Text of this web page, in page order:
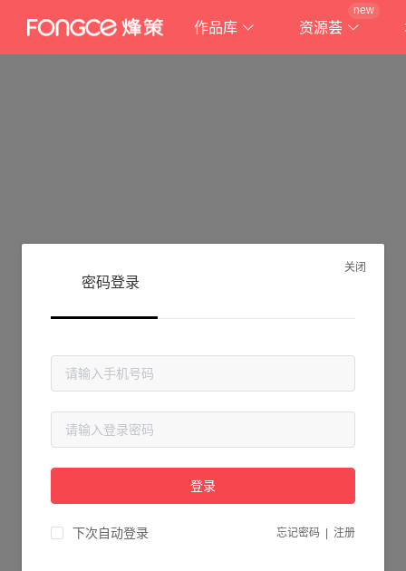
作品库 资源荟
new
抱歉!
请检查您输入的网址是否正确，或点击下面的按钮返回首页。
关闭
密码登录
登录
下次自动登录 忘记密码 注册